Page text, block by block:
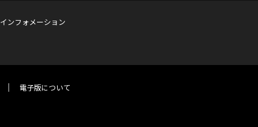
インフォメーション
電子版について